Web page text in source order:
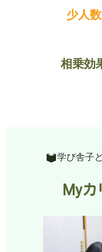
少人
相乗効
学び舎子
My